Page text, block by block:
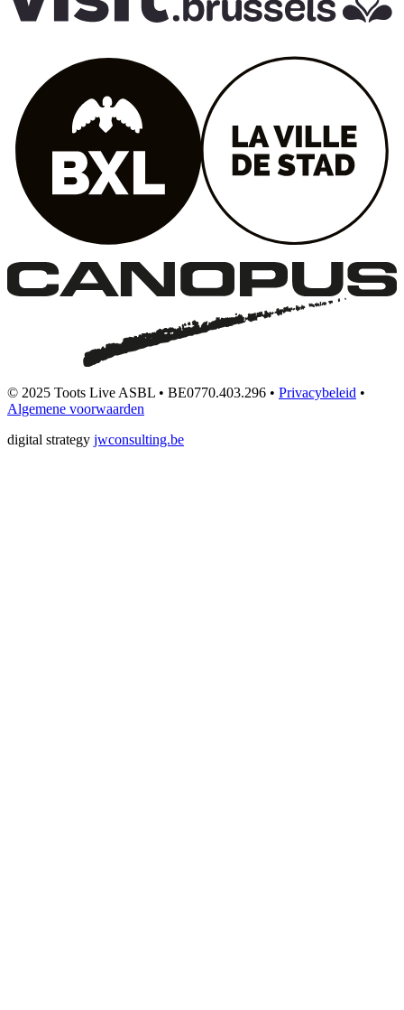
© 2025 Toots Live ASBL • BE0770.403.296 • Privacybeleid •
Algemene voorwaarden
digital strategy jwconsulting.be